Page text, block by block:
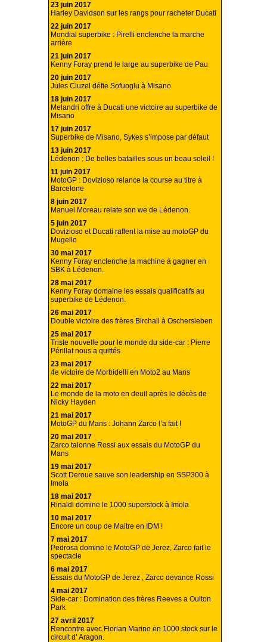
23 juin 2017
Harley Davidson sur les rangs pour racheter Ducati
22 juin 2017
Mondial superbike : Pirelli enclenche la marche
arrière
21 juin 2017
Kenny Foray prend le large au superbike de Pau
20 juin 2017
Jules Cluzel défie Sofuoglu à Misano
18 juin 2017
Melandri offre à Ducati une victoire au superbike de
Misano
17 juin 2017
Superbike de Misano, Sykes s’impose par défaut
13 juin 2017
Lédenon : De belles batailles sous un beau soleil !
11 juin 2017
MotoGP : Dovizioso relance la course au titre à
Barcelone
8 juin 2017
Manuel Moreau relate son we de Lédenon.
5 juin 2017
Dovizioso et Ducati raflent la mise au motoGP du
Mugello
30 mai 2017
Kenny Foray enclenche la machine à gagner en
SBK à Lédenon.
28 mai 2017
Kenny Foray domaine les essais qualificatifs au
superbike de Lédenon.
26 mai 2017
Double victoire des frères Birchall à Oschersleben
25 mai 2017
Triste nouvelle pour le monde du side-car : Pierre
Périllat nous a quittés
23 mai 2017
4e victoire de Morbidelli en Moto2 au Mans
22 mai 2017
Le monde de la moto en deuil après le décès de
Nicky Hayden
21 mai 2017
MotoGP du Mans : Johann Zarco l’a fait !
20 mai 2017
Zarco talonne Rossi aux essais du MotoGP du
Mans
19 mai 2017
Scott Deroue sauve son leadership en SSP300 à
Imola
18 mai 2017
Rinaldi domine le 1000 superstock à Imola
10 mai 2017
Encore un coup de Maitre en IDM !
7 mai 2017
Pedrosa domine le MotoGP de Jerez, Zarco fait le
spectacle
6 mai 2017
Essais du MotoGP de Jerez , Zarco devance Rossi
4 mai 2017
Side-car : Domination des frères Reeves a Oulton
Park
27 avril 2017
Rencontre avec Florian Marino en 1000 stock sur le
circuit d’ Aragon.